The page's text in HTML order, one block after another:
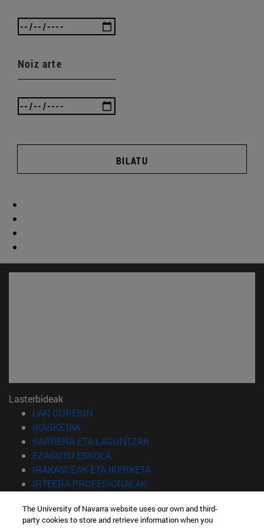
Noiz arte
BILATU
Lasterbideak
LAN GUREKIN
IKASKETAK(Beste leiho batean irekiko da)
SARRERA ETA LAGUNTZAK(Beste leiho batean irekiko
EZAGUTU ESKOLA(Beste leiho batean irekiko da)
IRAKASLEAK ETA IKERKETA(Beste leiho batean irekiko
IRTEERA PROFESIONALAK(Beste leiho batean irekiko
Informazioa
The University of Navarra website uses our own and third-
party cookies to store and retrieve information when you